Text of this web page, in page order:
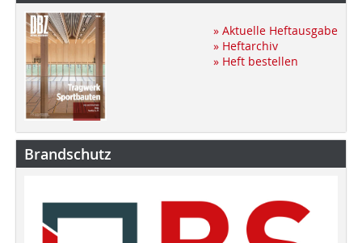
» Aktuelle Heftausgabe
» Heftarchiv
» Heft bestellen
Brandschutz